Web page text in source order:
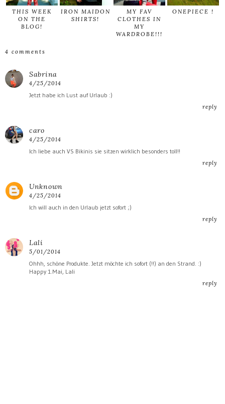
THIS WEEK
ON THE
BLOG!
IRON MAIDON
SHIRTS!
MY FAV
CLOTHES IN
MY
WARDROBE!!!
ONEPIECE !
4 comments
Sabrina
4/25/2014
Jetzt habe ich Lust auf Urlaub :)
reply
caro
4/25/2014
Ich liebe auch VS Bikinis sie sitzen wirklich besonders toll!!
reply
Unknown
4/25/2014
Ich will auch in den Urlaub jetzt sofort ;)
reply
Lali
5/01/2014
Ohhh, schöne Produkte. Jetzt möchte ich sofort (!!) an den Strand. :)
Happy 1.Mai, Lali
reply